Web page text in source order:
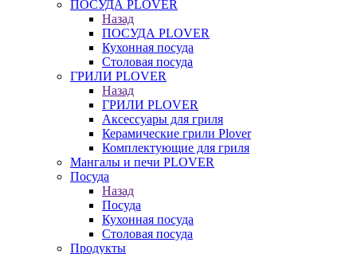
ПОСУДА PLOVER
Назад
ПОСУДА PLOVER
Кухонная посуда
Столовая посуда
ГРИЛИ PLOVER
Назад
ГРИЛИ PLOVER
Аксессуары для гриля
Керамические грили Plover
Комплектующие для гриля
Мангалы и печи PLOVER
Посуда
Назад
Посуда
Кухонная посуда
Столовая посуда
Продукты